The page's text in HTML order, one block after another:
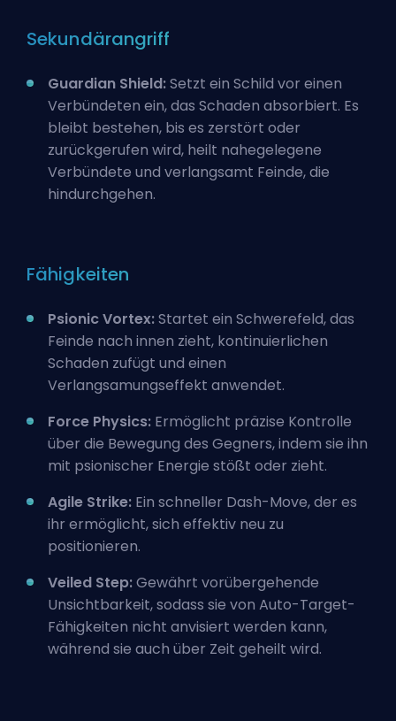
Sekundärangriff
Guardian Shield:Setzt ein Schild vor einen
Verbündeten ein, das Schaden absorbiert. Es
bleibt bestehen, bis es zerstört oder
zurückgerufen wird, heilt nahegelegene
Verbündete und verlangsamt Feinde, die
hindurchgehen.
Fähigkeiten
Psionic Vortex:Startet ein Schwerefeld, das
Feinde nach innen zieht, kontinuierlichen
Schaden zufügt und einen
Verlangsamungseffekt anwendet.
Force Physics: Ermöglicht präzise Kontrolle
über die Bewegung des Gegners, indem sie ihn
mit psionischer Energie stößt oder zieht.
Agile Strike: Ein schneller Dash-Move, der es
ihr ermöglicht, sich effektiv neu zu
positionieren.
Veiled Step:Gewährt vorübergehende
Unsichtbarkeit, sodass sie von Auto-Target-
Fähigkeiten nicht anvisiert werden kann,
während sie auch über Zeit geheilt wird.